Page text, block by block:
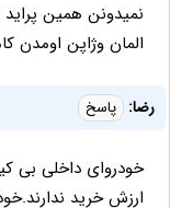
نمیدونن همین پراید
المان وژاپن اومدن
رضا: پاسخ
خودروای داخلی بی
ارزش خرید